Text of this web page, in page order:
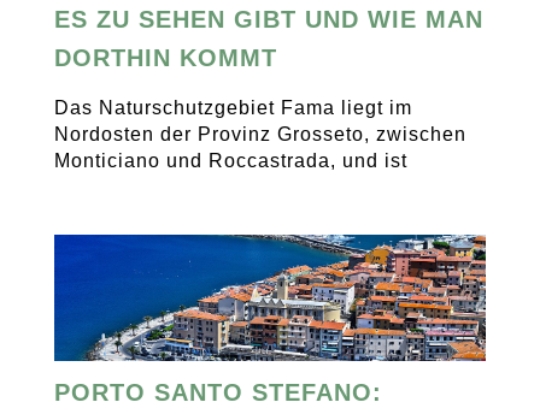
ES ZU SEHEN GIBT UND WIE MAN
DORTHIN KOMMT
Das Naturschutzgebiet Fama liegt im
Nordosten der Provinz Grosseto, zwischen
Monticiano und Roccastrada, und ist
PORTO SANTO STEFANO: